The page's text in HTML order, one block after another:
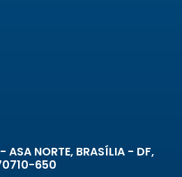
ASA NORTE, BRASÍLIA - DF,
650